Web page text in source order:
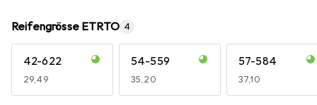
Reifengrösse ETRTO 4
42-622
EUR
29,49
54-559
EUR
35,20
57-584
EUR
37,10